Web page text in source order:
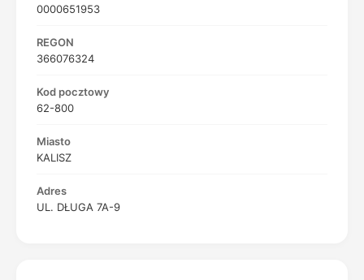
0000651953
REGON
366076324
Kod pocztowy
62-800
Miasto
KALISZ
Adres
UL. DŁUGA 7A-9